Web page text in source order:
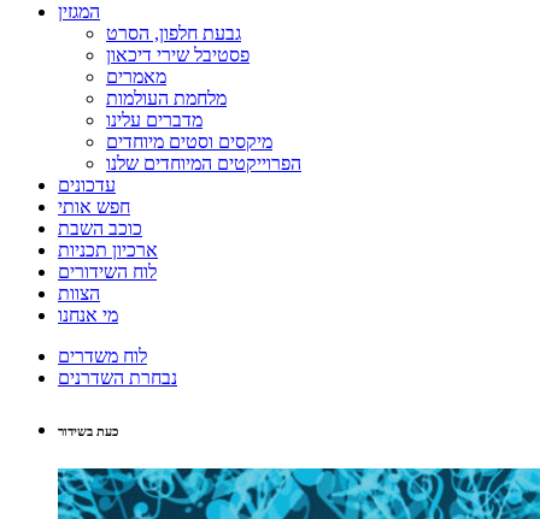
המגזין
גבעת חלפון, הסרט
פסטיבל שירי דיכאון
מאמרים
מלחמת העולמות
מדברים עלינו
מיקסים וסטים מיוחדים
הפרוייקטים המיוחדים שלנו
עדכונים
חפש אותי
כוכב השבת
ארכיון תכניות
לוח השידורים
הצוות
מי אנחנו
לוח משדרים
נבחרת השדרנים
כעת בשידור